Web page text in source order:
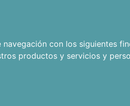
con los siguientes
productos y servicios y